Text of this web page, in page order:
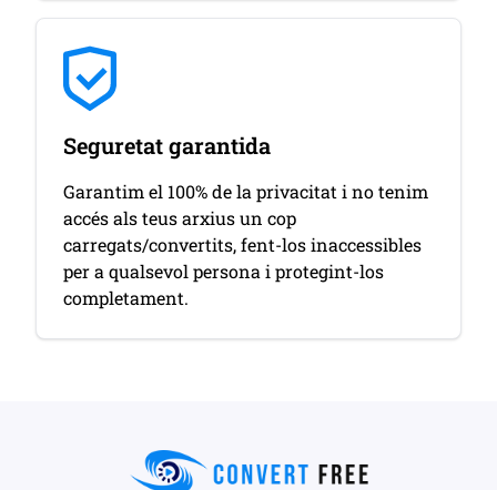
Seguretat garantida
Garantim el 100% de la privacitat i no tenim
accés als teus arxius un cop
carregats/convertits, fent-los inaccessibles
per a qualsevol persona i protegint-los
completament.